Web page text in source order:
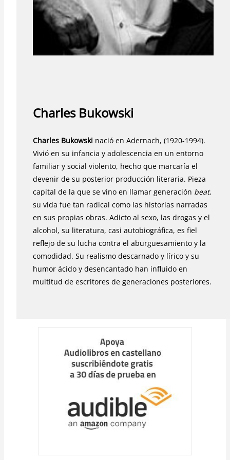
Charles Bukowski
Charles Bukowski nació en Adernach, (1920-1994).
Vivió en su infancia y adolescencia en un entorno
familiar y social violento, hecho que marcaría el
devenir de su posterior producción literaria. Pieza
capital de la que se vino en llamar generación beat,
su vida fue tan radical como las historias narradas
en sus propias obras. Adicto al sexo, las drogas y el
alcohol, su literatura, casi autobiográfica, es fiel
reflejo de su lucha contra el aburguesamiento y la
comodidad. Su realismo descarnado y lírico y su
humor ácido y desencantado han influido en
multitud de escritores de generaciones posteriores.